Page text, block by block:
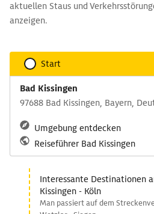
aktuellen Staus und
anzeigen.
Start
Bad Kissingen
97688 Bad Kissingen, Bayern,
Umgebung entdecken
Reiseführer Bad Kissingen
Interessante Destinationen
Kissingen - Köln
Man passiert auf dem